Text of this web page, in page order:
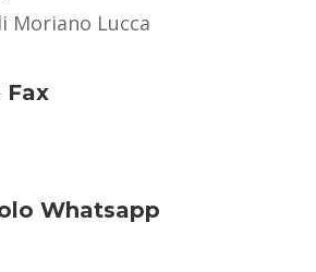
Moriano Lucca
Fax
Whatsapp